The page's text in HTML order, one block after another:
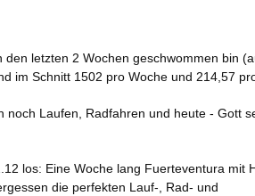
den letzten 2 Wochen geschwommen bin
im Schnitt 1502 pro Woche und 214,57 pro
noch Laufen, Radfahren und heute - Gott
los: Eine Woche lang Fuerteventura mit
die perfekten Lauf-, Rad- und